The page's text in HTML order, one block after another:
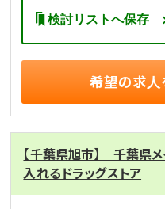
検討リストへ保存
希望の求人
【千葉県旭市】 千葉県
入れるドラッグストア